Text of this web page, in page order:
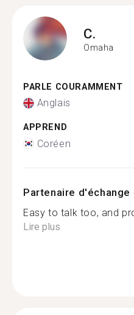
C.
Omaha
PARLE COURAMMENT
Anglais
APPREND
Coréen
Partenaire
Easy to talk too, and
Lire plus